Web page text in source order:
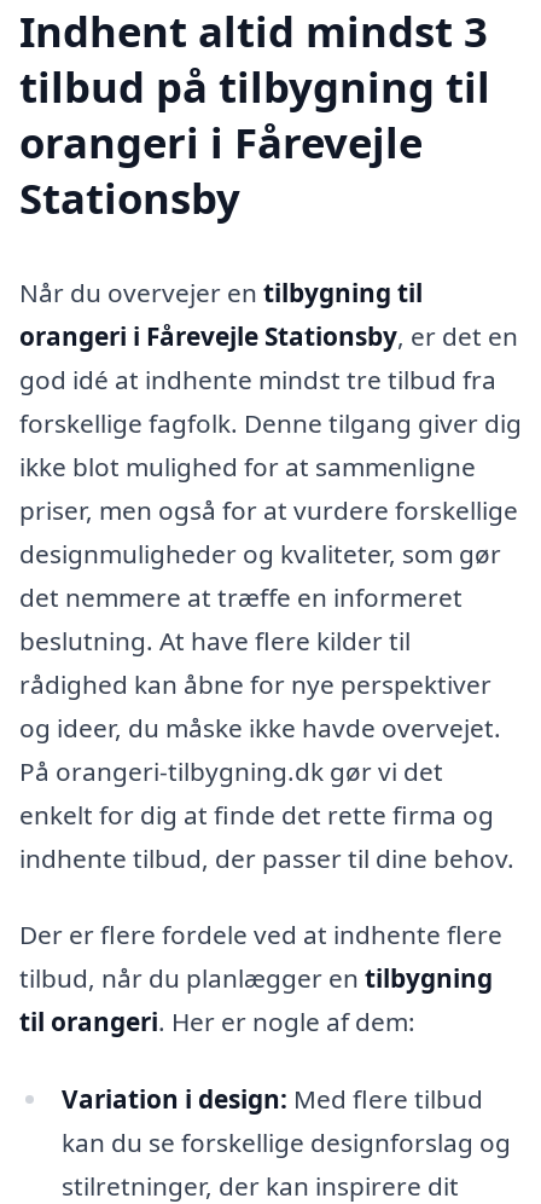
Indhent altid mindst 3
tilbud på tilbygning til
orangeri i Fårevejle
Stationsby
Når du overvejer en tilbygning til
orangeri i Fårevejle Stationsby, er det en
god idé at indhente mindst tre tilbud fra
forskellige fagfolk. Denne tilgang giver dig
ikke blot mulighed for at sammenligne
priser, men også for at vurdere forskellige
designmuligheder og kvaliteter, som gør
det nemmere at træffe en informeret
beslutning. At have flere kilder til
rådighed kan åbne for nye perspektiver
og ideer, du måske ikke havde overvejet.
På orangeri-tilbygning.dk gør vi det
enkelt for dig at finde det rette firma og
indhente tilbud, der passer til dine behov.
Der er flere fordele ved at indhente flere
tilbud, når du planlægger en tilbygning
til orangeri. Her er nogle af dem:
Variation i design: Med flere tilbud
kan du se forskellige designforslag og
stilretninger, der kan inspirere dit